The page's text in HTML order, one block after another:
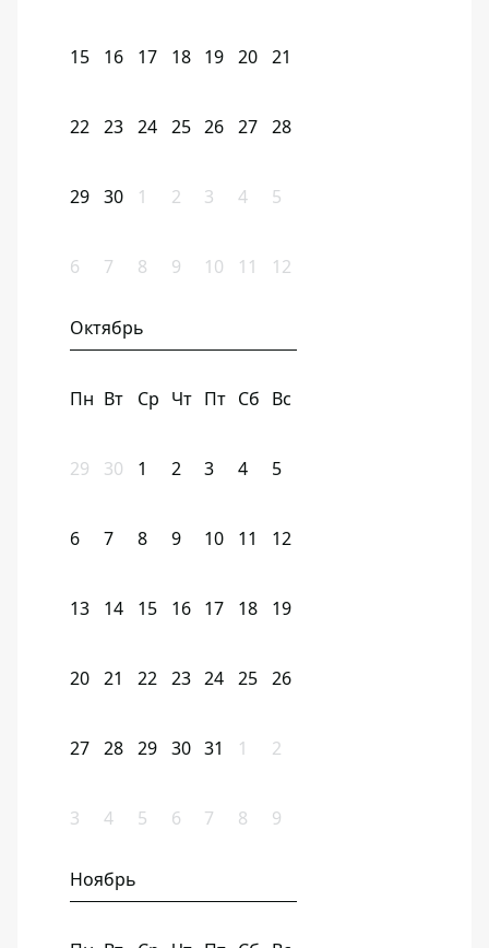
15 16 17 18 19 20 21
22 23 24 25 26 27 28
29 30 1 2 3 4 5
6 7 8 9 10 11 12
Октябрь
Пн Вт Ср Чт Пт Сб Вс
29 30 1 2 3 4 5
6 7 8 9 10 11 12
13 14 15 16 17 18 19
20 21 22 23 24 25 26
27 28 29 30 31 1 2
3 4 5 6 7 8 9
Ноябрь